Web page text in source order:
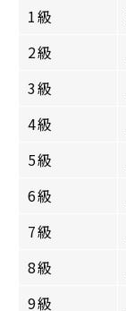
1級
2級
3級
4級
5級
6級
7級
8級
9級